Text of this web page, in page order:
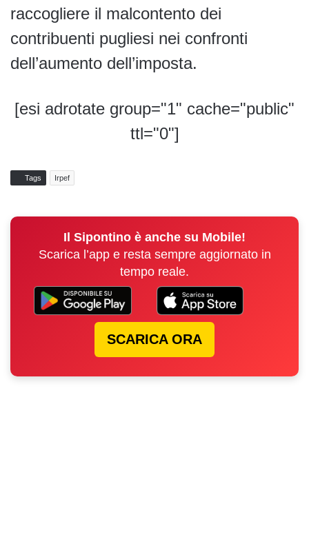
raccogliere il malcontento dei
contribuenti pugliesi nei confronti
dell’aumento dell’imposta.
[esi adrotate group="1" cache="public"
ttl="0"]
Tags Irpef
Il Sipontino è anche su Mobile!
Scarica l’app e resta sempre aggiornato in
tempo reale.
SCARICA ORA